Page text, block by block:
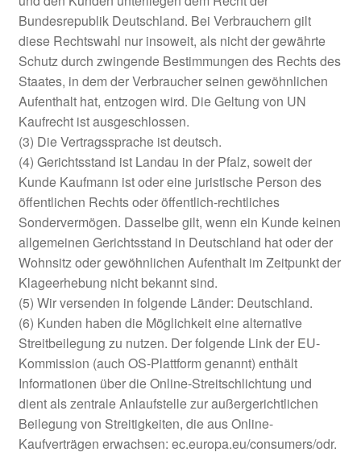
Richtlinie für Rückerstattungen und Rückgaben
Über Wohlzeit
Versandarten
Vertrag widerrufen
Widerrufsbelehrung
Zahlungsarten im Shop
Bundesrepublik Deutschland. Bei Verbrauchern gilt
diese Rechtswahl nur insoweit, als nicht der gewährte
Schutz durch zwingende Bestimmungen des Rechts des
Staates, in dem der Verbraucher seinen gewöhnlichen
Aufenthalt hat, entzogen wird. Die Geltung von UN
Kaufrecht ist ausgeschlossen.
(3) Die Vertragssprache ist deutsch.
(4) Gerichtsstand ist Landau in der Pfalz, soweit der
Kunde Kaufmann ist oder eine juristische Person des
öffentlichen Rechts oder öffentlich-rechtliches
Sondervermögen. Dasselbe gilt, wenn ein Kunde keinen
allgemeinen Gerichtsstand in Deutschland hat oder der
Wohnsitz oder gewöhnlichen Aufenthalt im Zeitpunkt der
Klageerhebung nicht bekannt sind.
(5) Wir versenden in folgende Länder: Deutschland.
(6) Kunden haben die Möglichkeit eine alternative
Streitbeilegung zu nutzen. Der folgende Link der EU-
Kommission (auch OS-Plattform genannt) enthält
Informationen über die Online-Streitschlichtung und
dient als zentrale Anlaufstelle zur außergerichtlichen
Beilegung von Streitigkeiten, die aus Online-
Kaufverträgen erwachsen: ec.europa.eu/consumers/odr.